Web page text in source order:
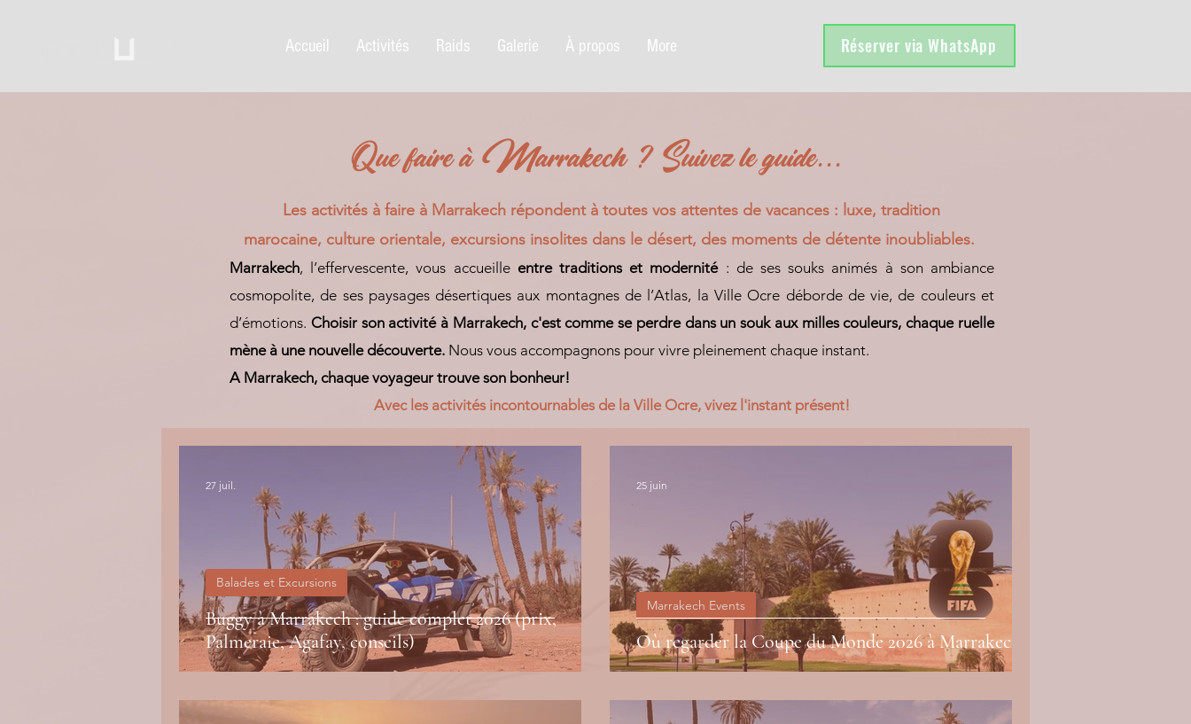
Accueil Activités Raids Galerie À propos More Réserver via WhatsApp
Que faire à Marrakech ? Suivez le guide...
Les activités à faire à Marrakech répondent à toutes vos attentes de vacances : luxe, tradition
marocaine, culture orientale, excursions insolites dans le désert, des moments de détente inoubliables.
Marrakech, l’effervescente, vous accueille entre traditions et modernité: de ses souks animés à son ambiance
cosmopolite, de ses paysages désertiques aux montagnes de l’Atlas, la Ville Ocre déborde de vie, de couleurs et
d’émotions. Choisir son activité à Marrakech, c'est comme se perdre dans un souk aux milles couleurs, chaque ruelle
mène à une nouvelle découverte. Nous vous accompagnons pour vivre pleinement chaque instant.
A Marrakech, chaque voyageur trouve son bonheur!
Avec les activités incontournables de la Ville Ocre, vivez l'instant présent!
Buggy à Marrakech : guide complet 2026 (prix,
Palmeraie, Agafay, conseils)
Balades et Excursions
27 juil.
Où regarder la Coupe du Monde 2026 à Marrakech ?
Marrakech Events
25 juin